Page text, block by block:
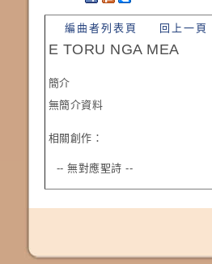
編曲者列表頁 回上一頁
E TORU NGA MEA
簡介
無簡介資料
相關創作：
-- 無對應聖詩 --